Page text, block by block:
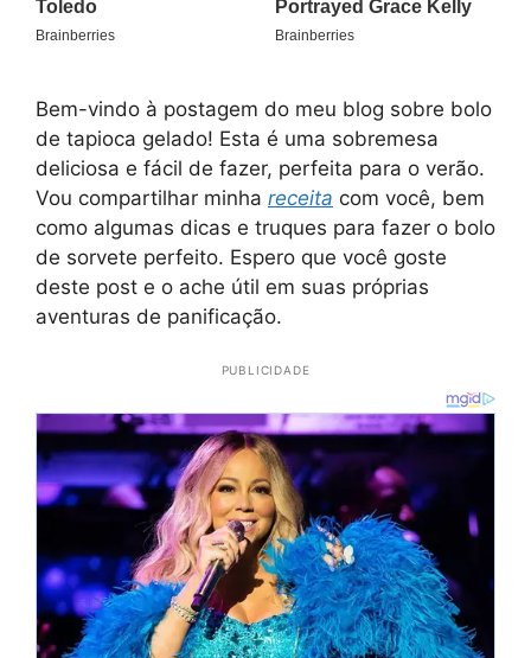
Bem-vindo à postagem do meu blog sobre bolo
de tapioca gelado! Esta é uma sobremesa
deliciosa e fácil de fazer, perfeita para o verão.
Vou compartilhar minha receita com você, bem
como algumas dicas e truques para fazer o bolo
de sorvete perfeito. Espero que você goste
deste post e o ache útil em suas próprias
aventuras de panificação.
PUBLICIDADE